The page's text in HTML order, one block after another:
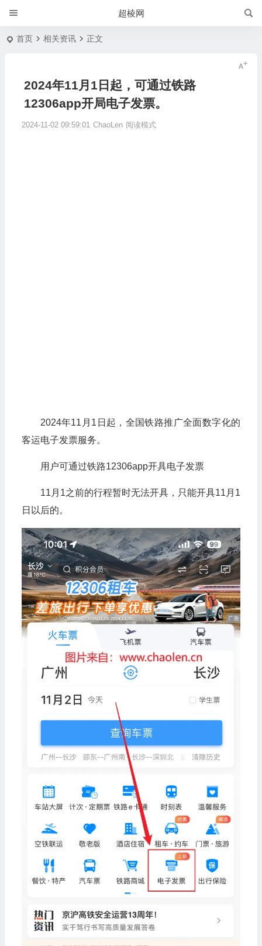
超棱网
首页 相关资讯 正文
2024年11月1日起，可通过铁路
12306app开局电子发票。
2024-11-02 09:59:01 ChaoLen 阅读模式
2024年11月1日起，全国铁路推广全面数字化的
客运电子发票服务。
用户可通过铁路12306app开具电子发票
11月1之前的行程暂时无法开具，只能开具11月1
日以后的。